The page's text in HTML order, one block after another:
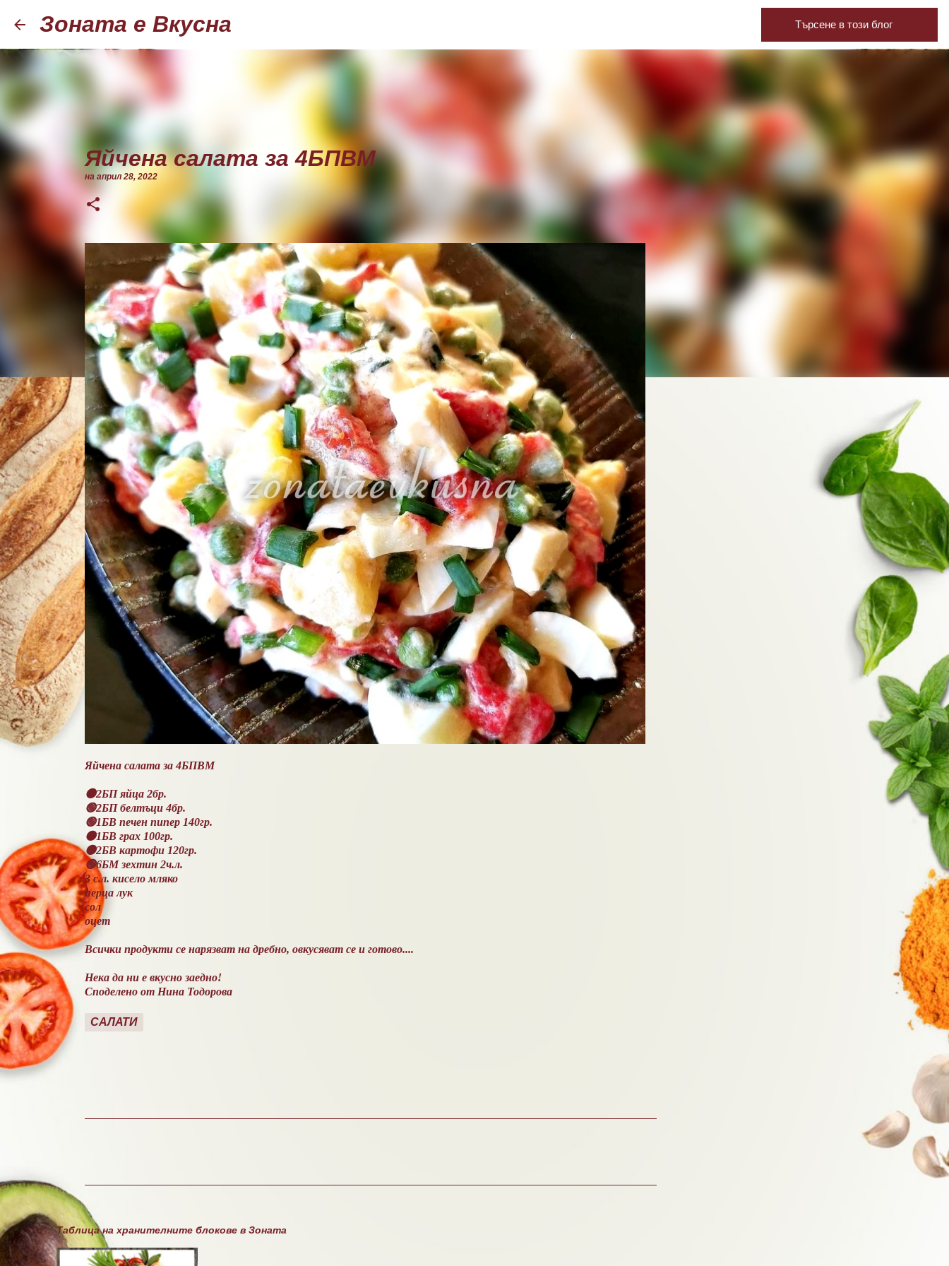
Зоната е Вкусна
Яйчена салата за 4БПВМ
на април 28, 2022
Яйчена салата за 4БПВМ
🟠2БП яйца 2бр.
🟢2БП белтъци 4бр.
🟢1БВ печен пипер 140гр.
🟠1БВ грах 100гр.
🟠2БВ картофи 120гр.
🟢6БМ зехтин 2ч.л.
3 с.л. кисело мляко
перца лук
сол
оцет
Всички продукти се нарязват на дребно, овкусяват се и готово....
Нека да ни е вкусно заедно!
Споделено от Нина Тодорова
САЛАТИ
т
а
и
Таблица на хранителните блокове в Зоната